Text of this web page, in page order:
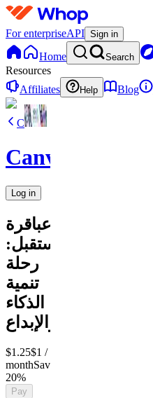
For enterpriseAPI Sign in
Home Search
Resources
Affiliates
Help Blog
C
CanvaVault
Log in
عباقرة
المستقبل:
رحلة
تنمية
الذكاء
والإبداع
$1.25$1 /
monthSave
20%
Pay